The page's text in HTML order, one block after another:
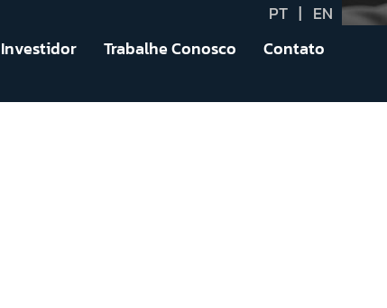
PT | EN
Investidor Trabalhe Conosco Contato